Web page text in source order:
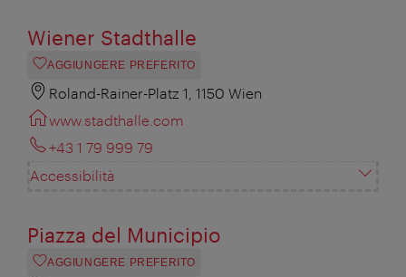
Wiener Stadthalle
AGGIUNGERE PREFERITO
Roland-Rainer-Platz 1, 1150 Wien
www.stadthalle.com
+43 1 79 999 79
Accessibilità
Piazza del Municipio
AGGIUNGERE PREFERITO